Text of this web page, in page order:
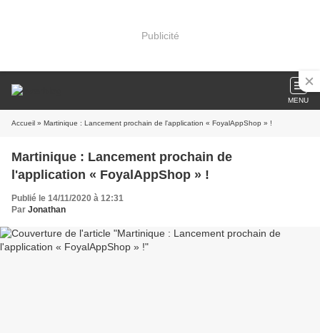
Publicité
MENU
Accueil » Martinique : Lancement prochain de l'application « FoyalAppShop » !
Martinique : Lancement prochain de
l'application « FoyalAppShop » !
Publié le 14/11/2020 à 12:31
Par Jonathan